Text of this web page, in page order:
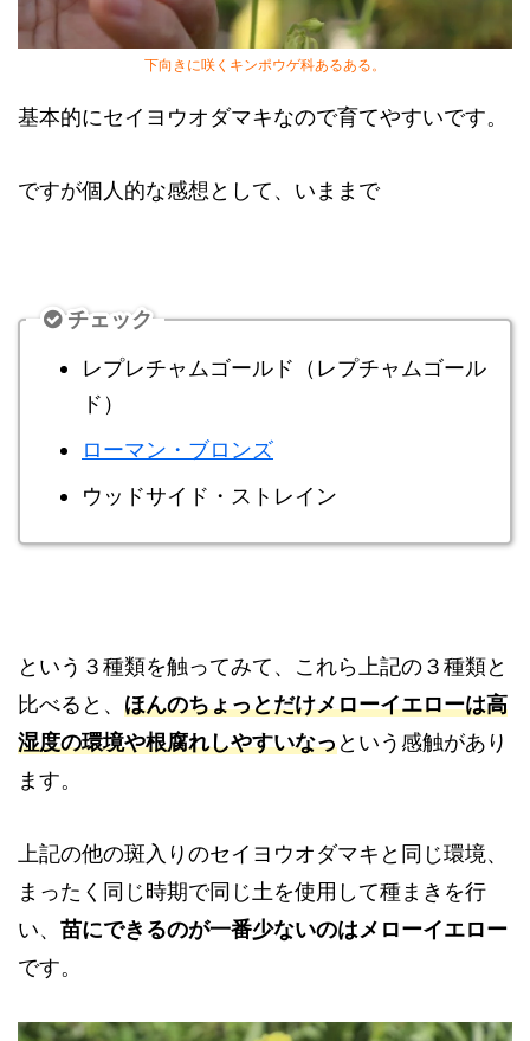
下向きに咲くキンポウゲ科あるある。
基本的にセイヨウオダマキなので育てやすいです。
ですが個人的な感想として、いままで
チェック
レプレチャムゴールド（レプチャムゴール
ド）
ローマン・ブロンズ
ウッドサイド・ストレイン
という３種類を触ってみて、これら上記の３種類と
比べると、 ほんのちょっとだけメローイエローは高
湿度の環境や根腐れしやすいなっという感触があり
ます。
上記の他の斑入りのセイヨウオダマキと同じ環境、
まったく同じ時期で同じ土を使用して種まきを行
い、 苗にできるのが一番少ないのはメローイエロー
です。